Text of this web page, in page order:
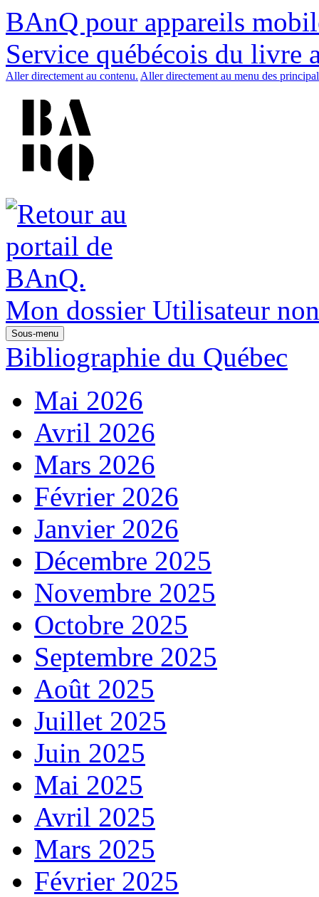
BAnQ pour appareils
Service québécois du livre
Aller directement au contenu. Aller directement au menu des
Mon dossier Utilisateur
Sous-menu
Bibliographie du Québec
Mai 2026
Avril 2026
Mars 2026
Février 2026
Janvier 2026
Décembre 2025
Novembre 2025
Octobre 2025
Septembre 2025
Août 2025
Juillet 2025
Juin 2025
Mai 2025
Avril 2025
Mars 2025
Février 2025